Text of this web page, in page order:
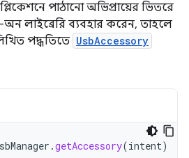
পাঠানো অভিপ্রায়ের ভিতরে
লাইব্রেরি ব্যবহার করেন, তাহলে
পদ্ধতিতে UsbAccessory
.getAccessory(intent)